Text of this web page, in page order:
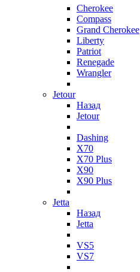
Cherokee
Compass
Grand Cherokee
Liberty
Patriot
Renegade
Wrangler
Jetour
Назад
Jetour
Dashing
X70
X70 Plus
X90
X90 Plus
Jetta
Назад
Jetta
VS5
VS7